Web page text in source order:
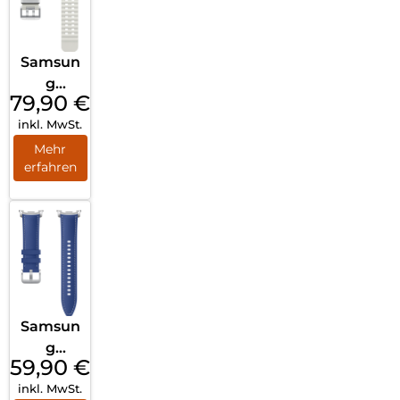
Samsun
g
Marine
Band
White
79,90 €
inkl. MwSt.
Mehr
erfahren
Samsun
g
Hybrid
Band
59,90 €
inkl. MwSt.